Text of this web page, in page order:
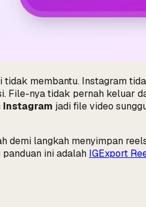
tidak membantu. Instagram
File-nya tidak pernah keluar
Instagram jadi file video
demi langkah menyimpan
ini adalah IGExport